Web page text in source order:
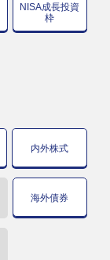
NISA成長投資
枠
内外株式
海外債券